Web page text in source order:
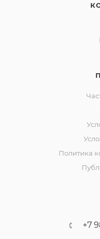
Политика
+7